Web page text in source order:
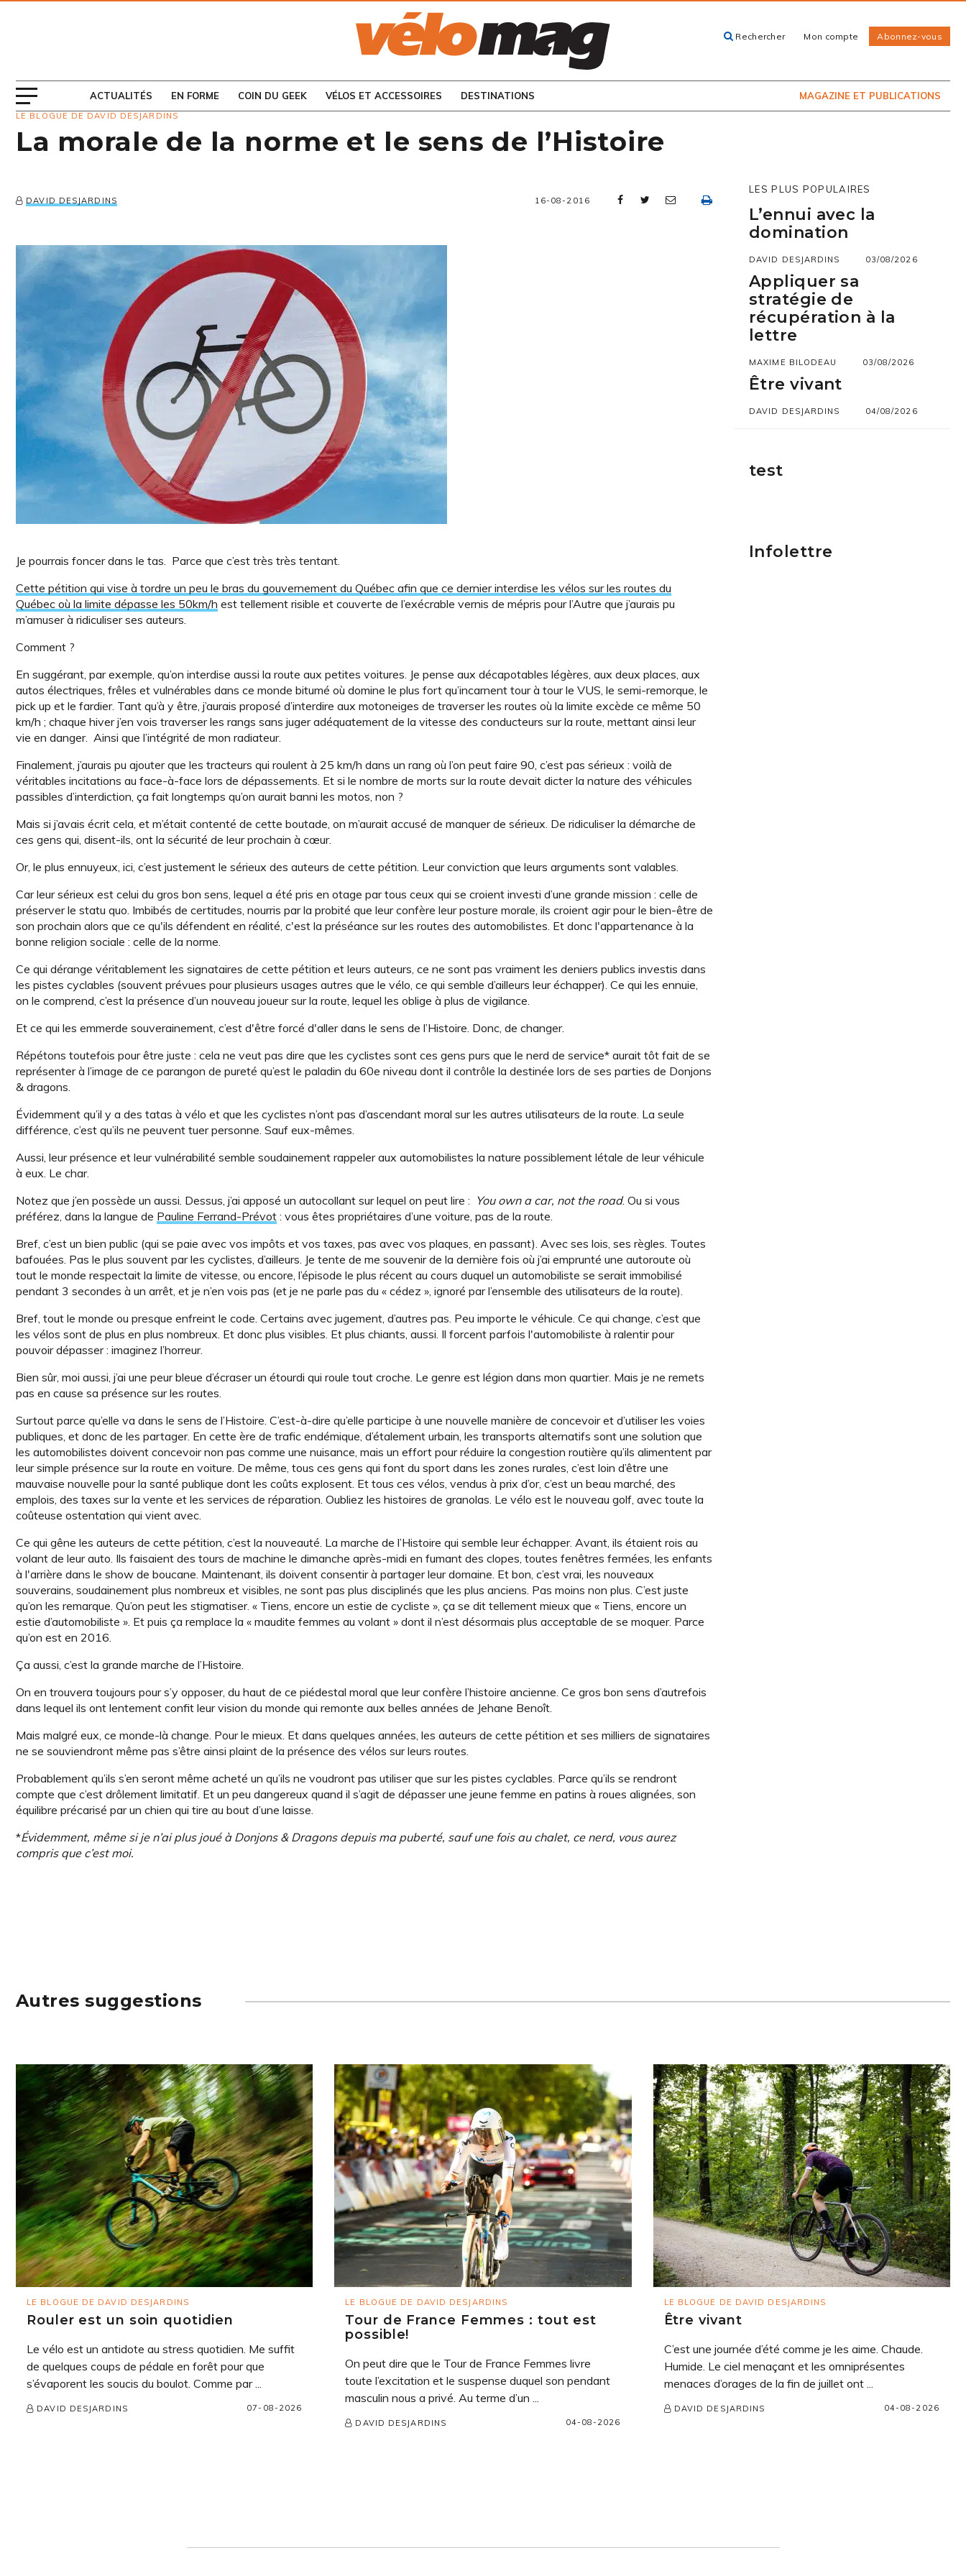
Rechercher Mon compte Abonnez-vous
ACTUALITÉS EN FORME COIN DU GEEK VÉLOS ET ACCESSOIRES DESTINATIONS MAGAZINE ET PUBLICATIONS
CONSULTEZ LES
EN KIOSQUE
LE BLOGUE DE DAVID DESJARDINS
La morale de la norme et le sens de l’Histoire
DAVID DESJARDINS 16-08-2016
Je pourrais foncer dans le tas. Parce que c’est très très tentant.
Cette pétition qui vise à tordre un peu le bras du gouvernement du Québec afin que ce dernier interdise les vélos sur les routes du
Québec où la limite dépasse les 50km/h est tellement risible et couverte de l’exécrable vernis de mépris pour l’Autre que j’aurais pu
m’amuser à ridiculiser ses auteurs.
Comment ?
En suggérant, par exemple, qu’on interdise aussi la route aux petites voitures. Je pense aux décapotables légères, aux deux places, aux
autos électriques, frêles et vulnérables dans ce monde bitumé où domine le plus fort qu’incarnent tour à tour le VUS, le semi-remorque, le
pick up et le fardier. Tant qu’à y être, j’aurais proposé d’interdire aux motoneiges de traverser les routes où la limite excède ce même 50
km/h ; chaque hiver j’en vois traverser les rangs sans juger adéquatement de la vitesse des conducteurs sur la route, mettant ainsi leur
vie en danger. Ainsi que l’intégrité de mon radiateur.
Finalement, j’aurais pu ajouter que les tracteurs qui roulent à 25 km/h dans un rang où l’on peut faire 90, c’est pas sérieux : voilà de
véritables incitations au face-à-face lors de dépassements. Et si le nombre de morts sur la route devait dicter la nature des véhicules
passibles d’interdiction, ça fait longtemps qu’on aurait banni les motos, non ?
Mais si j’avais écrit cela, et m’était contenté de cette boutade, on m’aurait accusé de manquer de sérieux. De ridiculiser la démarche de
ces gens qui, disent-ils, ont la sécurité de leur prochain à cœur.
Or, le plus ennuyeux, ici, c’est justement le sérieux des auteurs de cette pétition. Leur conviction que leurs arguments sont valables.
Car leur sérieux est celui du gros bon sens, lequel a été pris en otage par tous ceux qui se croient investi d’une grande mission : celle de
préserver le statu quo. Imbibés de certitudes, nourris par la probité que leur confère leur posture morale, ils croient agir pour le bien-être de
son prochain alors que ce qu'ils défendent en réalité, c'est la préséance sur les routes des automobilistes. Et donc l'appartenance à la
bonne religion sociale : celle de la norme.
Ce qui dérange véritablement les signataires de cette pétition et leurs auteurs, ce ne sont pas vraiment les deniers publics investis dans
les pistes cyclables (souvent prévues pour plusieurs usages autres que le vélo, ce qui semble d’ailleurs leur échapper). Ce qui les ennuie,
on le comprend, c’est la présence d’un nouveau joueur sur la route, lequel les oblige à plus de vigilance.
Et ce qui les emmerde souverainement, c’est d'être forcé d'aller dans le sens de l’Histoire. Donc, de changer.
Répétons toutefois pour être juste : cela ne veut pas dire que les cyclistes sont ces gens purs que le nerd de service* aurait tôt fait de se
représenter à l’image de ce parangon de pureté qu’est le paladin du 60e niveau dont il contrôle la destinée lors de ses parties de Donjons
& dragons.
Évidemment qu’il y a des tatas à vélo et que les cyclistes n’ont pas d’ascendant moral sur les autres utilisateurs de la route. La seule
différence, c’est qu’ils ne peuvent tuer personne. Sauf eux-mêmes.
Aussi, leur présence et leur vulnérabilité semble soudainement rappeler aux automobilistes la nature possiblement létale de leur véhicule
à eux. Le char.
Notez que j’en possède un aussi. Dessus, j’ai apposé un autocollant sur lequel on peut lire : You own a car, not the road. Ou si vous
préférez, dans la langue de Pauline Ferrand-Prévot : vous êtes propriétaires d’une voiture, pas de la route.
Bref, c’est un bien public (qui se paie avec vos impôts et vos taxes, pas avec vos plaques, en passant). Avec ses lois, ses règles. Toutes
bafouées. Pas le plus souvent par les cyclistes, d’ailleurs. Je tente de me souvenir de la dernière fois où j’ai emprunté une autoroute où
tout le monde respectait la limite de vitesse, ou encore, l’épisode le plus récent au cours duquel un automobiliste se serait immobilisé
pendant 3 secondes à un arrêt, et je n’en vois pas (et je ne parle pas du « cédez », ignoré par l’ensemble des utilisateurs de la route).
Bref, tout le monde ou presque enfreint le code. Certains avec jugement, d’autres pas. Peu importe le véhicule. Ce qui change, c’est que
les vélos sont de plus en plus nombreux. Et donc plus visibles. Et plus chiants, aussi. Il forcent parfois l'automobiliste à ralentir pour
pouvoir dépasser : imaginez l’horreur.
Bien sûr, moi aussi, j’ai une peur bleue d’écraser un étourdi qui roule tout croche. Le genre est légion dans mon quartier. Mais je ne remets
pas en cause sa présence sur les routes.
Surtout parce qu’elle va dans le sens de l’Histoire. C’est-à-dire qu’elle participe à une nouvelle manière de concevoir et d’utiliser les voies
publiques, et donc de les partager. En cette ère de trafic endémique, d’étalement urbain, les transports alternatifs sont une solution que
les automobilistes doivent concevoir non pas comme une nuisance, mais un effort pour réduire la congestion routière qu’ils alimentent par
leur simple présence sur la route en voiture. De même, tous ces gens qui font du sport dans les zones rurales, c’est loin d’être une
mauvaise nouvelle pour la santé publique dont les coûts explosent. Et tous ces vélos, vendus à prix d’or, c’est un beau marché, des
emplois, des taxes sur la vente et les services de réparation. Oubliez les histoires de granolas. Le vélo est le nouveau golf, avec toute la
coûteuse ostentation qui vient avec.
Ce qui gêne les auteurs de cette pétition, c’est la nouveauté. La marche de l’Histoire qui semble leur échapper. Avant, ils étaient rois au
volant de leur auto. Ils faisaient des tours de machine le dimanche après-midi en fumant des clopes, toutes fenêtres fermées, les enfants
à l'arrière dans le show de boucane. Maintenant, ils doivent consentir à partager leur domaine. Et bon, c’est vrai, les nouveaux
souverains, soudainement plus nombreux et visibles, ne sont pas plus disciplinés que les plus anciens. Pas moins non plus. C’est juste
qu’on les remarque. Qu’on peut les stigmatiser. « Tiens, encore un estie de cycliste », ça se dit tellement mieux que « Tiens, encore un
estie d’automobiliste ». Et puis ça remplace la « maudite femmes au volant » dont il n’est désormais plus acceptable de se moquer. Parce
qu’on est en 2016.
Ça aussi, c’est la grande marche de l’Histoire.
On en trouvera toujours pour s’y opposer, du haut de ce piédestal moral que leur confère l’histoire ancienne. Ce gros bon sens d’autrefois
dans lequel ils ont lentement confit leur vision du monde qui remonte aux belles années de Jehane Benoît.
Mais malgré eux, ce monde-là change. Pour le mieux. Et dans quelques années, les auteurs de cette pétition et ses milliers de signataires
ne se souviendront même pas s’être ainsi plaint de la présence des vélos sur leurs routes.
Probablement qu’ils s’en seront même acheté un qu’ils ne voudront pas utiliser que sur les pistes cyclables. Parce qu’ils se rendront
compte que c’est drôlement limitatif. Et un peu dangereux quand il s’agit de dépasser une jeune femme en patins à roues alignées, son
équilibre précarisé par un chien qui tire au bout d’une laisse.
*Évidemment, même si je n’ai plus joué à Donjons & Dragons depuis ma puberté, sauf une fois au chalet, ce nerd, vous aurez
compris que c’est moi.
LES PLUS POPULAIRES
L’ennui avec la
domination
DAVID DESJARDINS 03/08/2026
Appliquer sa
stratégie de
récupération à la
lettre
MAXIME BILODEAU 03/08/2026
Être vivant
DAVID DESJARDINS 04/08/2026
test
Infolettre
Autres suggestions
LE BLOGUE DE DAVID DESJARDINS
Rouler est un soin quotidien
Le vélo est un antidote au stress quotidien. Me suffit
de quelques coups de pédale en forêt pour que
s’évaporent les soucis du boulot. Comme par ...
DAVID DESJARDINS 07-08-2026
LE BLOGUE DE DAVID DESJARDINS
Tour de France Femmes : tout est
possible!
On peut dire que le Tour de France Femmes livre
toute l’excitation et le suspense duquel son pendant
masculin nous a privé. Au terme d’un ...
DAVID DESJARDINS 04-08-2026
LE BLOGUE DE DAVID DESJARDINS
Être vivant
C’est une journée d’été comme je les aime. Chaude.
Humide. Le ciel menaçant et les omniprésentes
menaces d’orages de la fin de juillet ont ...
DAVID DESJARDINS 04-08-2026